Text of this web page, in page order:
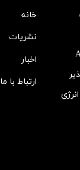
خانه
نشریات
اخبار
ارتباط با ما